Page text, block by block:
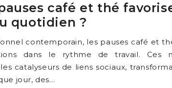
café et thé
quotidien ?
contemporain, les pauses café et
dans le rythme de travail. Ces
catalyseurs de liens sociaux,
jour, des…